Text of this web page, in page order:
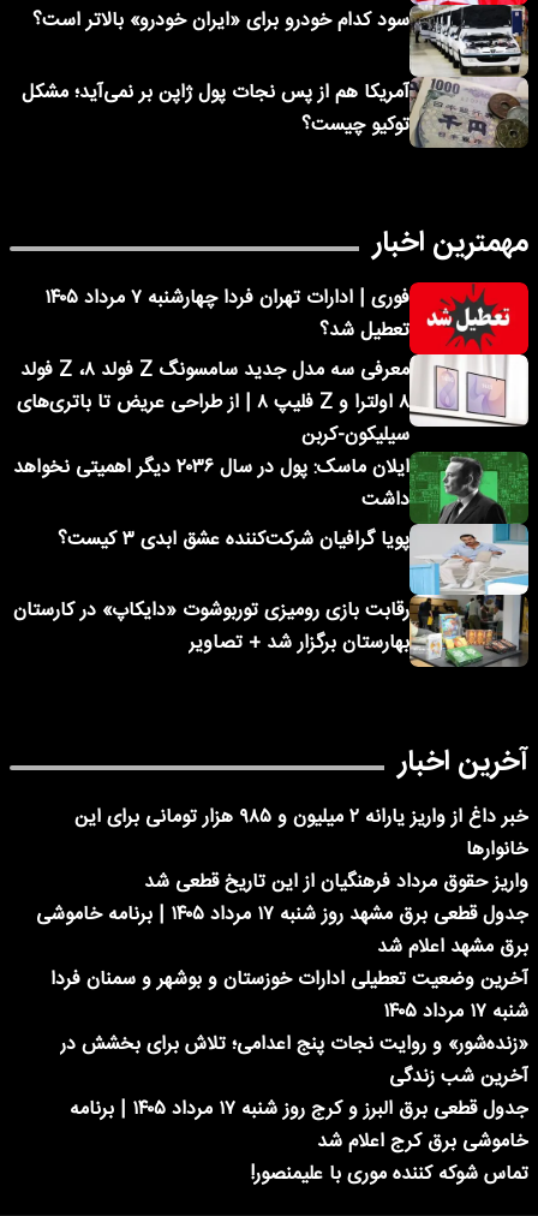
سود کدام خودرو برای «ایران خودرو» بالاتر است؟
آمریکا هم از پس نجات پول ژاپن بر نمی‌آید؛ مشکل
توکیو چیست؟
مهمترین اخبار
فوری | ادارات تهران فردا چهارشنبه ۷ مرداد ۱۴۰۵
تعطیل شد؟
معرفی سه مدل جدید سامسونگ Z فولد ۸، Z فولد
۸ اولترا و Z فلیپ ۸ | از طراحی عریض تا باتری‌های
سیلیکون-کربن
ایلان ماسک: پول در سال ۲۰۳۶ دیگر اهمیتی نخواهد
داشت
پویا گرافیان شرکت‌کننده عشق ابدی ۳ کیست؟
رقابت بازی رومیزی توربوشوت «دایکاپ» در کارستان
بهارستان برگزار شد + تصاویر
آخرین اخبار
خبر داغ از واریز یارانه ۲ میلیون و ۹۸۵ هزار تومانی برای این
خانوارها
واریز حقوق مرداد فرهنگیان از این تاریخ قطعی شد
جدول قطعی برق مشهد روز شنبه ۱۷ مرداد ۱۴۰۵ | برنامه خاموشی
برق مشهد اعلام شد
آخرین وضعیت تعطیلی ادارات خوزستان و بوشهر و سمنان فردا
شنبه ۱۷ مرداد ۱۴۰۵
«زنده‌شور» و روایت نجات پنج اعدامی؛ تلاش برای بخشش در
آخرین شب زندگی
جدول قطعی برق البرز و کرج روز شنبه ۱۷ مرداد ۱۴۰۵ | برنامه
خاموشی برق کرج اعلام شد
تماس شوکه کننده موری با علیمنصور!